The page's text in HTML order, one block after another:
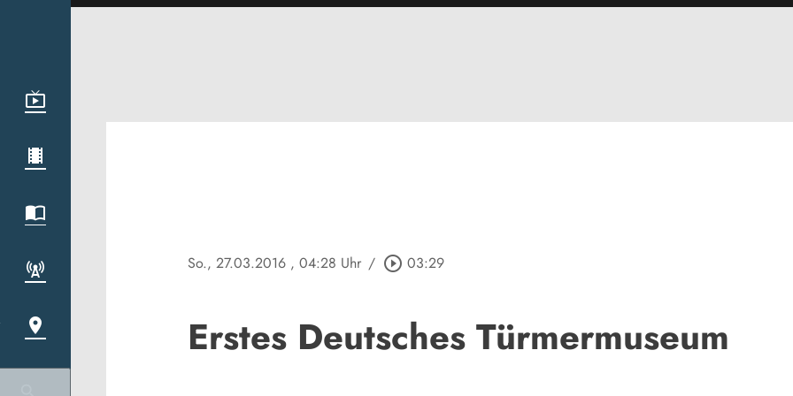
So., 27.03.2016 , 04:28 Uhr / play_circle_outline 03:29
Erstes Deutsches Türmermuseum